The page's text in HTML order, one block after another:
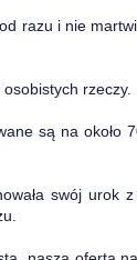
razu i nie
rzeczy.
są na około
swój urok